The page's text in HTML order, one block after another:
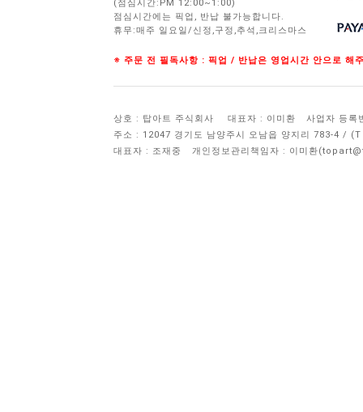
(점심시간:PM 12:00~1:00)
점심시간에는 픽업, 반납 불가능합니다.
휴무:매주 일요일/신정,구정,추석,크리스마스
※ 주문 전 필독사항 : 픽업 / 반납은 영업시간 안으로 해
상호 : 탑아트 주식회사 대표자 : 이미환
사업자 등록
주소 : 12047 경기도 남양주시 오남읍 양지리 783-4 /
대표자 : 조재중
개인정보관리책임자 : 이미환